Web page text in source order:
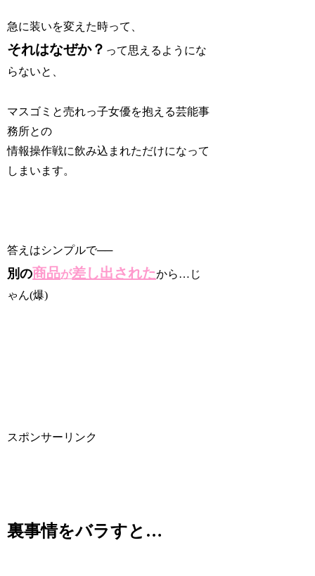
急に装いを変えた時って、
それはなぜか？ って思えるようにな
らないと、
マスゴミと売れっ子女優を抱える芸能事
務所との
情報操作戦に飲み込まれただけになって
しまいます。
答えはシンプルで──
別の商品が差し出されたから…じ
ゃん(爆)
スポンサーリンク
裏事情をバラすと…